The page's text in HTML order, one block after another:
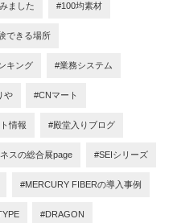
ました #100均素材
できる場所
キング #業務システム
や #CNマート
情報 #殿堂入りブログ
スの総合展page #SEIシリーズ
#MERCURY FIBERの導入事例
#DRAGON